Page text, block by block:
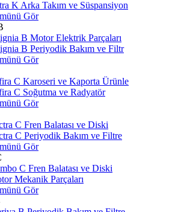
K Arka Takım ve Süspansiyon
Gör
B Motor Elektrik Parçaları
B Periyodik Bakım ve Filtr
Gör
C Karoseri ve Kaporta Ürünle
C Soğutma ve Radyatör
Gör
C Fren Balatası ve Diski
C Periyodik Bakım ve Filtre
Gör
C Fren Balatası ve Diski
Mekanik Parçaları
Gör